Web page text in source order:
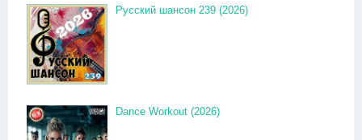
Русский шансон 239 (2026)
Dance Workout (2026)